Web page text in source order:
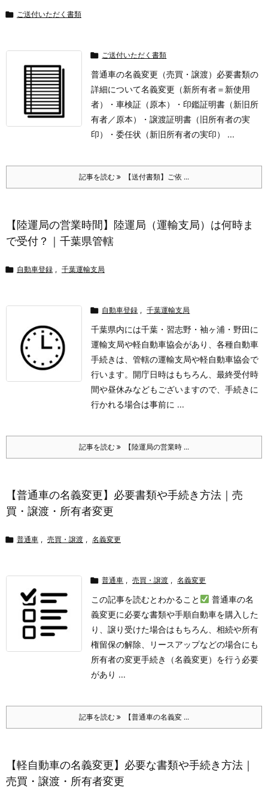
 ご送付いただく書類
 ご送付いただく書類
普通車の名義変更（売買・譲渡） 必要書類の
詳細について名義変更（新所有者＝新使用
者）
・車検証（原本）
・印鑑証明書（新旧所
有者／原本）
・譲渡証明書（旧所有者の実
印）
・委任状（新旧所有者の実印） ...
記事を読む 【送付書類】ご依 ...
【陸運局の営業時間】陸運局（運輸支局）は何時ま
で受付？｜千葉県管轄
 自動車登録 , 千葉運輸支局
 自動車登録 , 千葉運輸支局
千葉県内には千葉・習志野・袖ヶ浦・野田に
運輸支局や軽自動車協会があり、各種自動車
手続きは、管轄の運輸支局や軽自動車協会で
行います。開庁日時はもちろん、最終受付時
間や昼休みなどもございますので、手続きに
行かれる場合は事前に ...
記事を読む 【陸運局の営業時 ...
【普通車の名義変更】必要書類や手続き方法｜売
買・譲渡・所有者変更
 普通車 , 売買・譲渡 , 名義変更
 普通車 , 売買・譲渡 , 名義変更
この記事を読むとわかること
普通車の名
義変更に必要な書類や手順自動車を購入した
り、譲り受けた場合はもちろん、相続や所有
権留保の解除、リースアップなどの場合にも
所有者の変更手続き（名義変更）を行う必要
があり ...
記事を読む 【普通車の名義変 ...
【軽自動車の名義変更】必要な書類や手続き方法｜
売買・譲渡・所有者変更